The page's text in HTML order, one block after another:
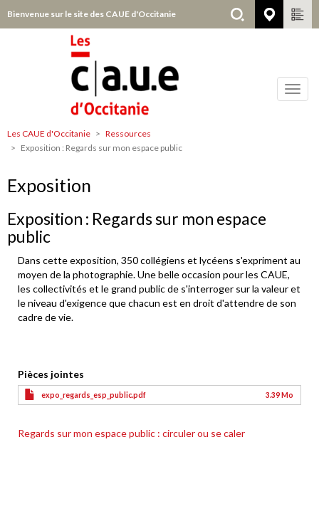
au
Bienvenue sur le site des CAUE d'Occitanie
Tous
départements
Les CAUE d'Occitanie
Ressources
Exposition : Regards sur mon espace public
Exposition
Exposition : Regards sur mon espace
public
Dans cette exposition, 350 collégiens et lycéens s'expriment au
moyen de la photographie. Une belle occasion pour les CAUE,
les collectivités et le grand public de s'interroger sur la valeur et
le niveau d'exigence que chacun est en droit d'attendre de son
cadre de vie.
Pièces jointes
expo_regards_esp_public.pdf 3.39 Mo
Regards sur mon espace public : circuler ou se caler